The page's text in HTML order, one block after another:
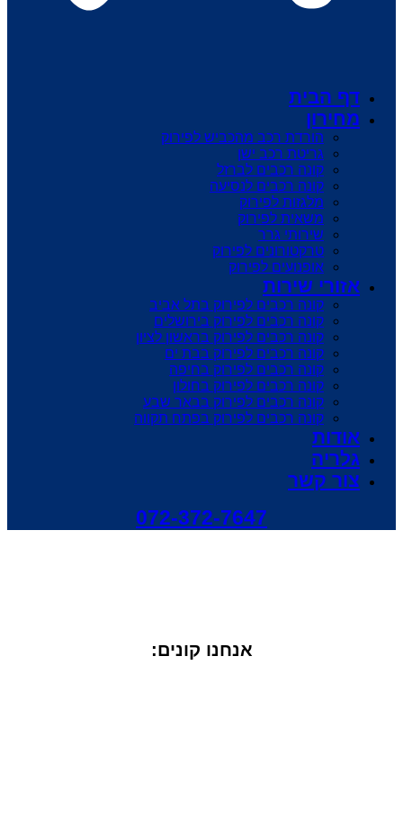
דף הבית
מחירון
הורדת רכב מהכביש לפירוק
גריטת רכב ישן
קונה רכבים לברזל
קונה רכבים לנסיעה
מלגזות לפירוק
משאית לפירוק
שירותי גרר
טרקטורונים לפירוק
אופנועים לפירוק
אזורי שירות
קונה רכבים לפירוק בתל אביב
קונה רכבים לפירוק בירושלים
קונה רכבים לפירוק בראשון לציון
קונה רכבים לפירוק בבת ים
קונה רכבים לפירוק בחיפה
קונה רכבים לפירוק בחולון
קונה רכבים לפירוק בבאר שבע
קונה רכבים לפירוק בפתח תקווה
אודות
גלריה
צור קשר
072-372-7647
אנחנו קונים: